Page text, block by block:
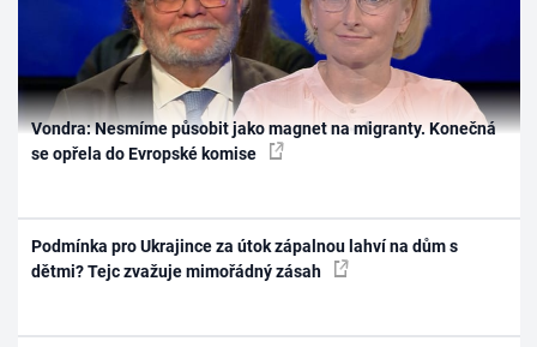
Vondra: Nesmíme působit jako magnet na migranty. Konečná
se opřela do Evropské komise
Podmínka pro Ukrajince za útok zápalnou lahví na dům s
dětmi? Tejc zvažuje mimořádný zásah